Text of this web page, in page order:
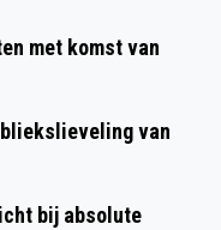
met komst van
van
bij absolute